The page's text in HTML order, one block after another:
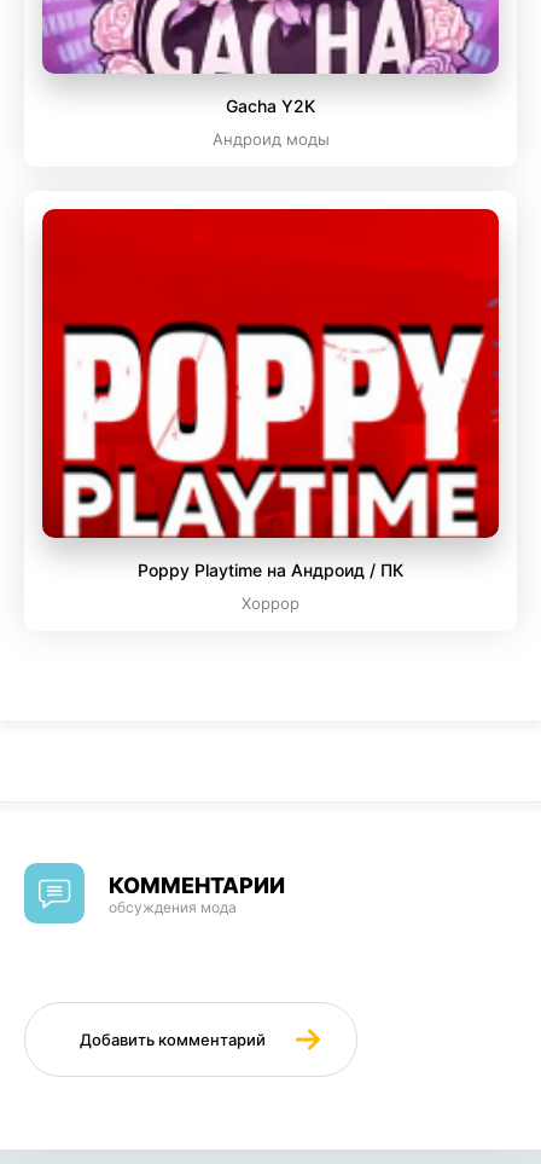
Gacha Y2K
Андроид моды
Poppy Playtime на Андроид / ПК
Хоррор
КОММЕНТАРИИ
обсуждения мода
Добавить комментарий